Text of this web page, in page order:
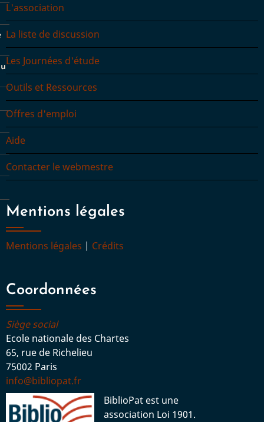
L'association
La liste de discussion
Les Journées d'étude
Outils et Ressources
Offres d'emploi
Aide
Contacter le webmestre
Mentions légales
Mentions légales | Crédits
Coordonnées
Siège social
Ecole nationale des Chartes
65, rue de Richelieu
75002 Paris
info@bibliopat.fr
BiblioPat est une
association Loi 1901.